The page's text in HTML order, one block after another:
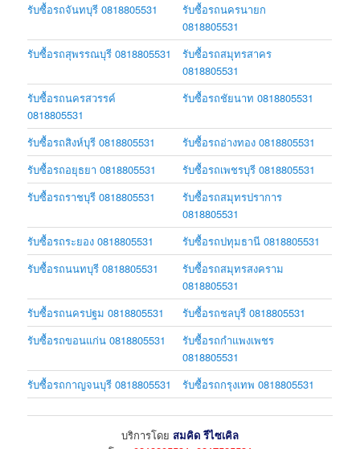
รับซื้อรถจันทบุรี 0818805531
รับซื้อรถนครนายก
0818805531
รับซื้อรถสุพรรณบุรี 0818805531
รับซื้อรถสมุทรสาคร
0818805531
รับซื้อรถนครสวรรค์
0818805531
รับซื้อรถชัยนาท 0818805531
รับซื้อรถสิงห์บุรี 0818805531
รับซื้อรถอ่างทอง 0818805531
รับซื้อรถอยุธยา 0818805531
รับซื้อรถเพชรบุรี 0818805531
รับซื้อรถราชบุรี 0818805531
รับซื้อรถสมุทรปราการ
0818805531
รับซื้อรถระยอง 0818805531
รับซื้อรถปทุมธานี 0818805531
รับซื้อรถนนทบุรี 0818805531
รับซื้อรถสมุทรสงคราม
0818805531
รับซื้อรถนครปฐม 0818805531
รับซื้อรถชลบุรี 0818805531
รับซื้อรถขอนแก่น 0818805531
รับซื้อรถกำแพงเพชร
0818805531
รับซื้อรถกาญจนบุรี 0818805531
รับซื้อรถกรุงเทพ 0818805531
บริการโดย สมคิด รีไซเคิล